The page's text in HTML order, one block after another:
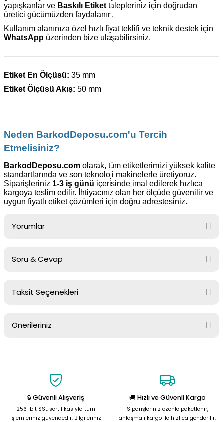
yapışkanlar ve Baskılı Etiket talepleriniz için doğrudan
üretici gücümüzden faydalanın.
Kullanım alanınıza özel hızlı fiyat teklifi ve teknik destek için
WhatsApp üzerinden bize ulaşabilirsiniz.
Etiket En Ölçüsü: 35 mm
Etiket Ölçüsü Akış: 50 mm
Neden BarkodDeposu.com'u Tercih
Etmelisiniz?
BarkodDeposu.com olarak, tüm etiketlerimizi yüksek kalite
standartlarında ve son teknoloji makinelerle üretiyoruz.
Siparişleriniz 1-3 iş günü içerisinde imal edilerek hızlıca
kargoya teslim edilir. İhtiyacınız olan her ölçüde güvenilir ve
uygun fiyatlı etiket çözümleri için doğru adrestesiniz.
Yorumlar
Soru & Cevap
Ürün hakkında henüz soru sorulmamış.
Taksit Seçenekleri
Önerileriniz
Görüş ve önerileriniz için teşekkür ederiz.
Ürün resmi kalitesiz, bozuk veya görüntülenemiyor.
Ürün açıklamasında eksik bilgiler bulunuyor.
🔒 Güvenli Alışveriş
256-bit SSL sertifikasıyla tüm
işlemleriniz güvendedir. Bilgileriniz
🚚 Hızlı ve Güvenli Kargo
Siparişleriniz özenle paketlenir,
anlaşmalı kargo ile hızlıca gönderilir.